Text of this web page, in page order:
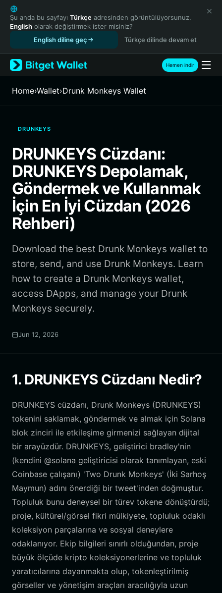
English
日本語
Tiếng Việt
Español (Latinoamérica)
Türkçe
Français
繁體中文
Bahasa Indonesia
ภาษาไทย
Español
Português (Brasil)
Español (Argentina)
Şu anda bu sayfayı Türkçe adresinden görüntülüyorsunuz.
English olarak değiştirmek ister misiniz?
English diline geç
Türkçe dilinde devam et
Hemen indir
Home›Wallet›Drunk Monkeys Wallet
DRUNKEYS
DRUNKEYS Cüzdanı:
DRUNKEYS Depolamak,
Göndermek ve Kullanmak
İçin En İyi Cüzdan (2026
Rehberi)
Download the best Drunk Monkeys wallet to
store, send, and use Drunk Monkeys. Learn
how to create a Drunk Monkeys wallet,
access DApps, and manage your Drunk
Monkeys securely.
Jun 12, 2026
1. DRUNKEYS Cüzdanı Nedir?
DRUNKEYS cüzdanı, Drunk Monkeys (DRUNKEYS)
tokenini saklamak, göndermek ve almak için Solana
blok zinciri ile etkileşime girmenizi sağlayan dijital
bir arayüzdür. DRUNKEYS, geliştirici bradley'nin
(kendini @solana geliştiricisi olarak tanımlayan, eski
Coinbase çalışanı) 'Two Drunk Monkeys' (İki Sarhoş
Maymun) adını önerdiği bir tweet'inden doğmuştur.
Topluluk bunu deneysel bir türev tokene dönüştürdü;
proje, kültürel/görsel fikri mülkiyete, topluluk odaklı
koleksiyon parçalarına ve sosyal deneylere
odaklanıyor. Ekip bilgileri sınırlı olduğundan, proje
büyük ölçüde kripto koleksiyonerlerine ve topluluk
yaratıcılarına dayanmakta olup, tokenleştirilmiş
görseller ve yönetişim araçları aracılığıyla uzun